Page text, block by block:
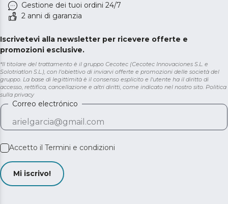
Gestione dei tuoi ordini 24/7
2 anni di garanzia
Iscrivetevi alla newsletter per ricevere offerte e
promozioni esclusive.
*Il titolare del trattamento è il gruppo Cecotec (Cecotec Innovaciones S.L. e
Solotriatlon S.L.), con l'obiettivo di inviarvi offerte e promozioni delle società del
gruppo. La base di legittimità è il consenso esplicito e l'utente ha il diritto di
accesso, rettifica, cancellazione e altri diritti, come indicato nel nostro sito. Politica
sulla privacy
Correo electrónico
Accetto il Termini e condizioni
Mi iscrivo!